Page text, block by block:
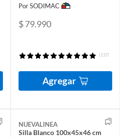
Por SODIMAC
$ 79.990
(137)
Agregar
NUEVALINEA
Silla Blanco 100x45x46 cm